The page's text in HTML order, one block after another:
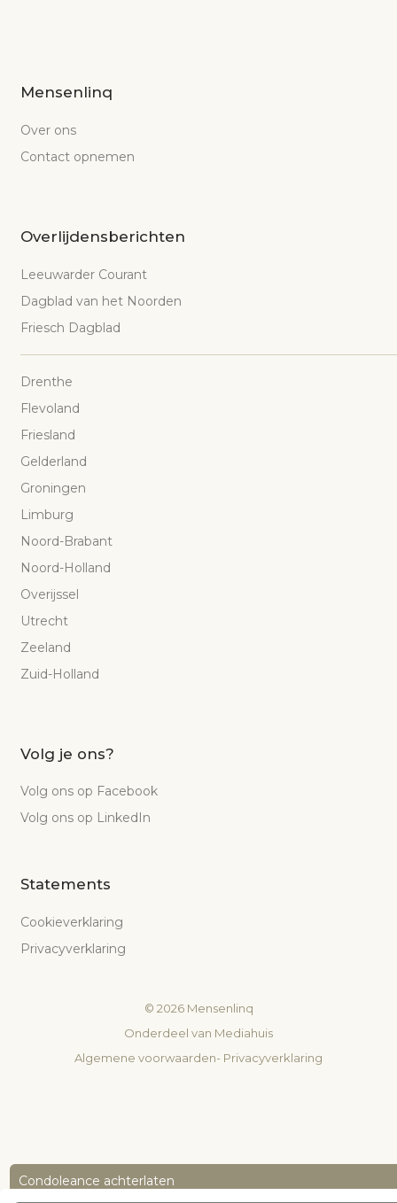
Condoleance achterlaten
Mensenlinq
Over ons
Contact opnemen
Overlijdensberichten
Leeuwarder Courant
Dagblad van het Noorden
Friesch Dagblad
Drenthe
Flevoland
Friesland
Gelderland
Groningen
Limburg
Noord-Brabant
Noord-Holland
Overijssel
Utrecht
Zeeland
Zuid-Holland
Volg je ons?
Volg ons op Facebook
Volg ons op LinkedIn
Statements
Cookieverklaring
Privacyverklaring
© 2026Mensenlinq
Onderdeel van Mediahuis
Algemene voorwaarden- Privacyverklaring